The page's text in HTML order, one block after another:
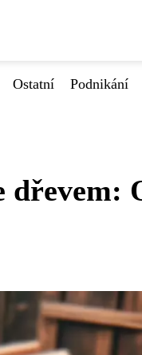
Ostatní Podnikání
dřevem: